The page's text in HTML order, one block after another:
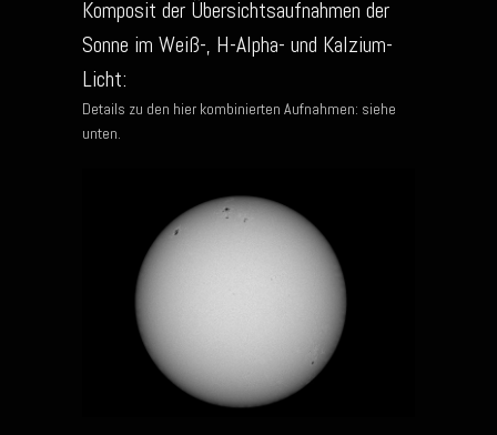
Komposit der Übersichtsaufnahmen der
Sonne im Weiß-, H-Alpha- und Kalzium-
Licht:
Details zu den hier kombinierten Aufnahmen: siehe
unten.